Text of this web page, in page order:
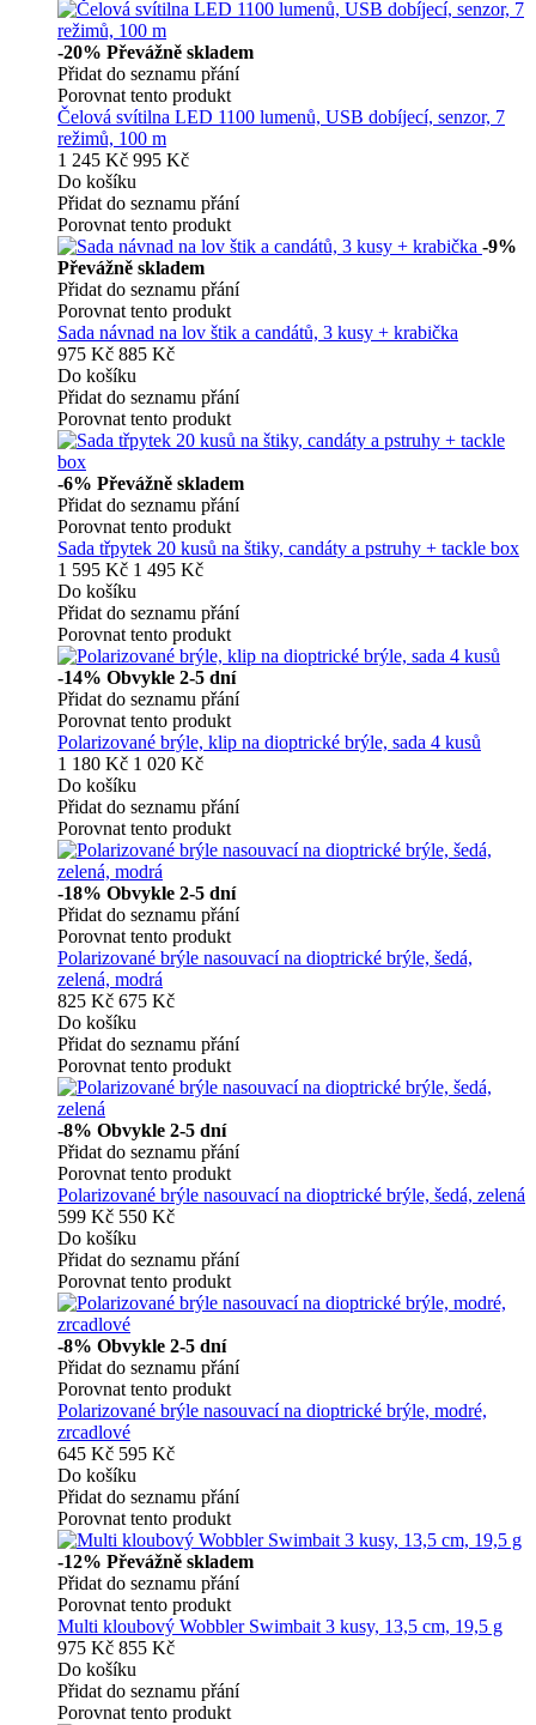
-20% Převážně skladem
Přidat do seznamu přání
Porovnat tento produkt
Čelová svítilna LED 1100 lumenů, USB dobíjecí, senzor, 7
režimů, 100 m
1 245 Kč 995 Kč
Do košíku
Přidat do seznamu přání
Porovnat tento produkt
-9%
Převážně skladem
Přidat do seznamu přání
Porovnat tento produkt
Sada návnad na lov štik a candátů, 3 kusy + krabička
975 Kč 885 Kč
Do košíku
Přidat do seznamu přání
Porovnat tento produkt
-6% Převážně skladem
Přidat do seznamu přání
Porovnat tento produkt
Sada třpytek 20 kusů na štiky, candáty a pstruhy + tackle box
1 595 Kč 1 495 Kč
Do košíku
Přidat do seznamu přání
Porovnat tento produkt
-14% Obvykle 2-5 dní
Přidat do seznamu přání
Porovnat tento produkt
Polarizované brýle, klip na dioptrické brýle, sada 4 kusů
1 180 Kč 1 020 Kč
Do košíku
Přidat do seznamu přání
Porovnat tento produkt
-18% Obvykle 2-5 dní
Přidat do seznamu přání
Porovnat tento produkt
Polarizované brýle nasouvací na dioptrické brýle, šedá,
zelená, modrá
825 Kč 675 Kč
Do košíku
Přidat do seznamu přání
Porovnat tento produkt
-8% Obvykle 2-5 dní
Přidat do seznamu přání
Porovnat tento produkt
Polarizované brýle nasouvací na dioptrické brýle, šedá, zelená
599 Kč 550 Kč
Do košíku
Přidat do seznamu přání
Porovnat tento produkt
-8% Obvykle 2-5 dní
Přidat do seznamu přání
Porovnat tento produkt
Polarizované brýle nasouvací na dioptrické brýle, modré,
zrcadlové
645 Kč 595 Kč
Do košíku
Přidat do seznamu přání
Porovnat tento produkt
-12% Převážně skladem
Přidat do seznamu přání
Porovnat tento produkt
Multi kloubový Wobbler Swimbait 3 kusy, 13,5 cm, 19,5 g
975 Kč 855 Kč
Do košíku
Přidat do seznamu přání
Porovnat tento produkt